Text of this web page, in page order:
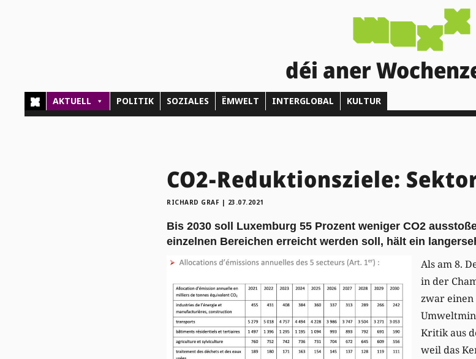
déi aner
AKTUELL POLITIK SOZIALES ËMWELT INTERGLOBAL KULTUR
CO2-Reduktionsziele:
RICHARD GRAF | 23.07.2021
Bis 2030 soll Luxemburg 55 Prozent weniger CO2
einzelnen Bereichen erreicht werden soll, hält ein
Als am 8.
in der
zwar einen
Kritik aus
weil das